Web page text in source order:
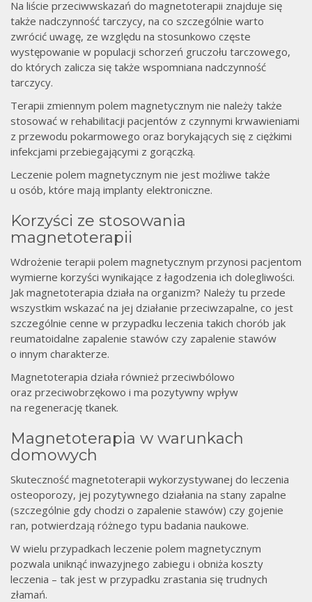
Na liście przeciwwskazań do magnetoterapii znajduje się
także nadczynność tarczycy, na co szczególnie warto
zwrócić uwagę, ze względu na stosunkowo częste
występowanie w populacji schorzeń gruczołu tarczowego,
do których zalicza się także wspomniana nadczynność
tarczycy.
Terapii zmiennym polem magnetycznym nie należy także
stosować w rehabilitacji pacjentów z czynnymi krwawieniami
z przewodu pokarmowego oraz borykających się z ciężkimi
infekcjami przebiegającymi z gorączką.
Leczenie polem magnetycznym nie jest możliwe także
u osób, które mają implanty elektroniczne.
Korzyści ze stosowania
magnetoterapii
Wdrożenie terapii polem magnetycznym przynosi pacjentom
wymierne korzyści wynikające z łagodzenia ich dolegliwości.
Jak magnetoterapia działa na organizm? Należy tu przede
wszystkim wskazać na jej działanie przeciwzapalne, co jest
szczególnie cenne w przypadku leczenia takich chorób jak
reumatoidalne zapalenie stawów czy zapalenie stawów
o innym charakterze.
Magnetoterapia działa również przeciwbólowo
oraz przeciwobrzękowo i ma pozytywny wpływ
na regenerację tkanek.
Magnetoterapia w warunkach
domowych
Skuteczność magnetoterapii wykorzystywanej do leczenia
osteoporozy, jej pozytywnego działania na stany zapalne
(szczególnie gdy chodzi o zapalenie stawów) czy gojenie
ran, potwierdzają różnego typu badania naukowe.
W wielu przypadkach leczenie polem magnetycznym
pozwala uniknąć inwazyjnego zabiegu i obniża koszty
leczenia – tak jest w przypadku zrastania się trudnych
złamań.